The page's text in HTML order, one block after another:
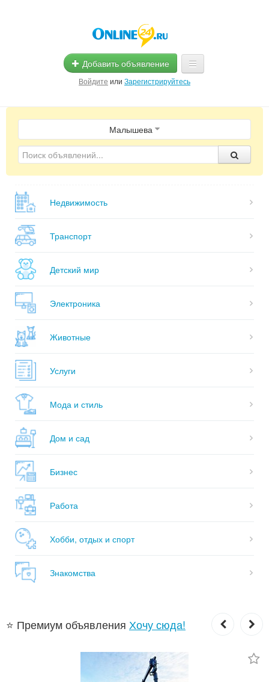
Добавить объявление
Войдите или Зарегистрируйтесь
Главная
Помощь
Малышева
Недвижимость
Транспорт
Детский мир
Электроника
Животные
Услуги
Мода и стиль
Дом и сад
Бизнес
Работа
Хобби, отдых и спорт
Знакомства
⭐ Премиум объявления Хочу сюда!